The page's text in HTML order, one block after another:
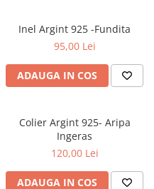
Inel Argint 925 -Fundita
95,00 Lei
ADAUGA IN COS
Colier Argint 925- Aripa
Ingeras
120,00 Lei
ADAUGA IN COS